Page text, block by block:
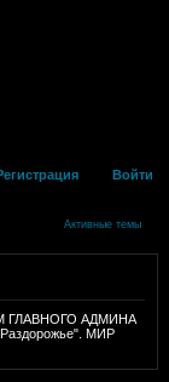
Войти
Активные темы
АДМИНА
МИР